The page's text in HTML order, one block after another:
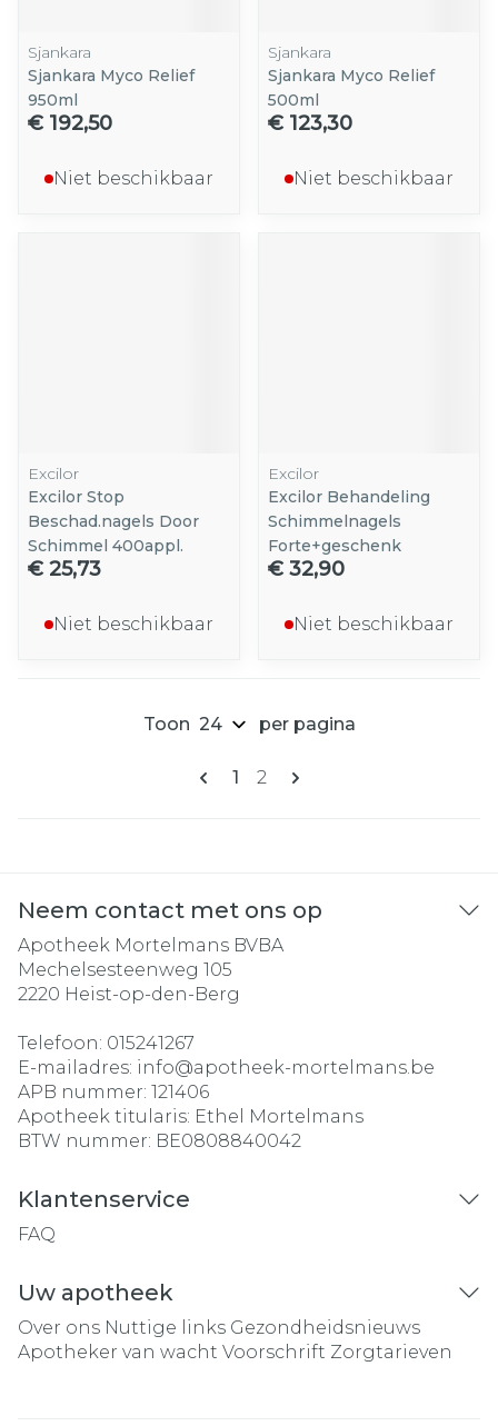
Sjankara
Sjankara Myco Relief
950ml
€ 192,50
Niet beschikbaar
Sjankara
Sjankara Myco Relief
500ml
€ 123,30
Niet beschikbaar
Excilor
Excilor Stop
Beschad.nagels Door
Schimmel 400appl.
€ 25,73
Niet beschikbaar
Excilor
Excilor Behandeling
Schimmelnagels
Forte+geschenk
€ 32,90
Niet beschikbaar
Pagina's
U lees momenteel pagina
1 Pagina
2
Toon per pagina
Neem contact met ons op
Apotheek Mortelmans BVBA
Mechelsesteenweg 105
2220 Heist-op-den-Berg
Telefoon: 015241267
E-mailadres: info@apotheek-mortelmans.be
APB nummer: 121406
Apotheek titularis: Ethel Mortelmans
BTW nummer: BE0808840042
Klantenservice
FAQ
Uw apotheek
Over ons Nuttige links Gezondheidsnieuws
Apotheker van wacht Voorschrift Zorgtarieven